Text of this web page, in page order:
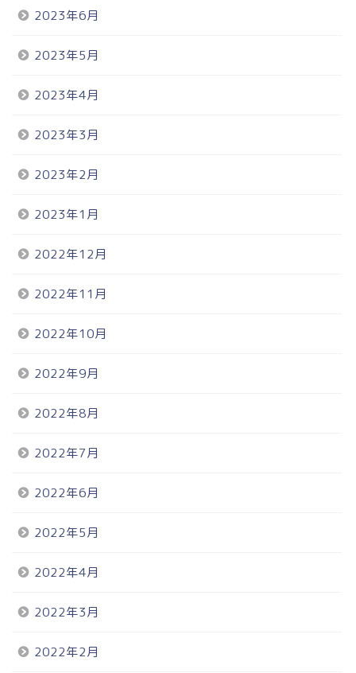
2023年6月
2023年5月
2023年4月
2023年3月
2023年2月
2023年1月
2022年12月
2022年11月
2022年10月
2022年9月
2022年8月
2022年7月
2022年6月
2022年5月
2022年4月
2022年3月
2022年2月